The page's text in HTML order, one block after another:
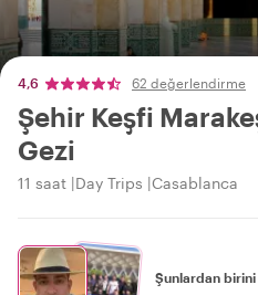
4,6 62 değerlendirme
Şehir Keşfi
Gezi
11 saat Day Trips Casablanca
Şunlardan birini